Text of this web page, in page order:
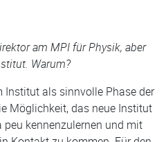
am MPI für Physik, aber
Warum?
Institut als sinnvolle Phase der
Möglichkeit, das neue Institut
kennenzulernen und mit